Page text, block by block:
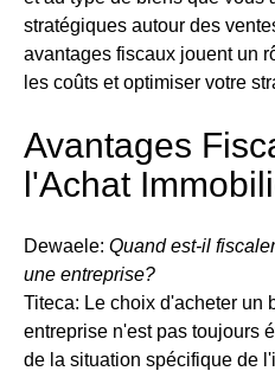
stratégiques autour des
avantages fiscaux jouent un
les coûts et optimiser votre
Avantages
l'Achat
Dewaele: Quand est-il
une entreprise?
Titeca: Le choix d'acheter un
entreprise n'est pas toujours
de la situation spécifique de